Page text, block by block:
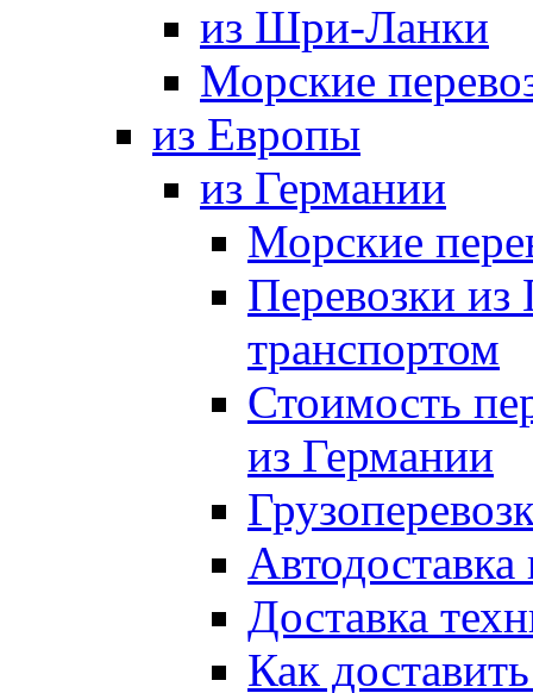
из Шри-Ланки
Морские
из Европы
из Германии
Морские
Перевозки
транспортом
Стоимость
из Германии
Доставка
Как